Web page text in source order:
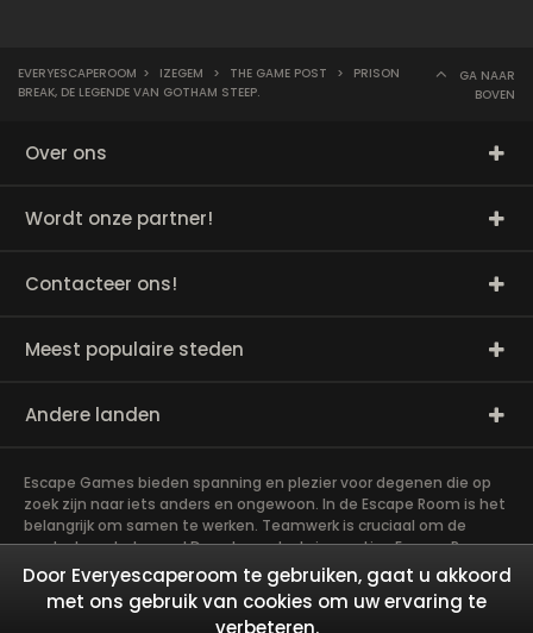
EVERYESCAPEROOM > IZEGEM > THE GAME POST >
PRISON
BREAK, DE LEGENDE VAN GOTHAM STEEP.
GA NAAR
BOVEN
Over ons
Wordt onze partner!
Contacteer ons!
Meest populaire steden
Andere landen
Escape Games bieden spanning en plezier voor degenen die op
zoek zijn naar iets anders en ongewoon. In de Escape Room is het
belangrijk om samen te werken. Teamwerk is cruciaal om de
raadsels op te lossen! De vele raadsels in een Live Escape Room
vereisen veel geduld, vaardigheden en hersenen. Het spel is
eigenlijk een goede training voor de hersenen! Exit rooms zijn zeer
geschikt voor teambuilding en andere activiteiten! Het meest
Door Everyescaperoom te gebruiken, gaat u akkoord
met ons gebruik van cookies om uw ervaring te
verbeteren.